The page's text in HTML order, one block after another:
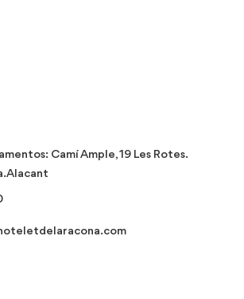
Camí Ample, 19 Les Rotes.
Alacant